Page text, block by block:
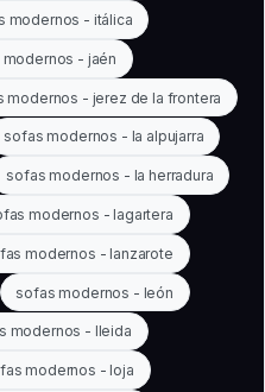
modernos - itálica
- jaén
modernos - jerez de la frontera
sofas modernos - la alpujarra
sofas modernos - la herradura
modernos - lagartera
modernos - lanzarote
sofas modernos - león
modernos - lleida
modernos - loja